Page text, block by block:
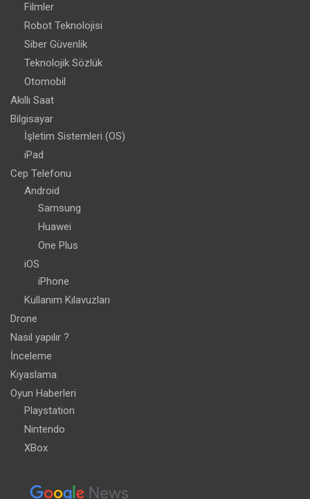
Filmler
Robot Teknolojisi
Siber Güvenlik
Teknolojik Sözlük
Otomobil
Akıllı Saat
Bilgisayar
İşletim Sistemleri (OS)
iPad
Cep Telefonu
Android
Samsung
Huawei
One Plus
iOS
iPhone
Kullanım Kılavuzları
Drone
Nasıl yapılır ?
İnceleme
Kıyaslama
Oyun Haberleri
Playstation
Nintendo
XBox